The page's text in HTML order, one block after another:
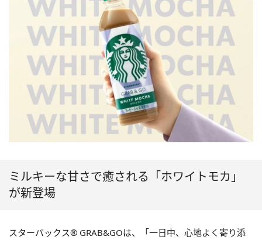
ミルキーな甘さで癒される「ホワイトモカ」
が新登場
スターバックス® GRAB&GOは、「一日中、心地よく寄り添